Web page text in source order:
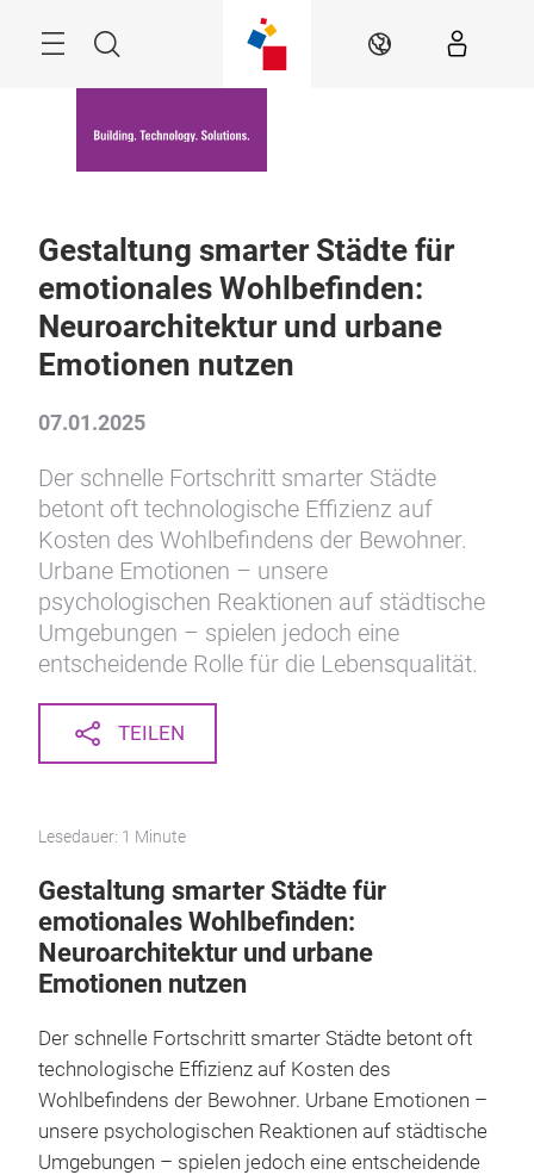
Suche DE
Gestaltung smarter Städte für
emotionales Wohlbefinden:
Neuroarchitektur und urbane
Emotionen nutzen
07.01.2025
Der schnelle Fortschritt smarter Städte
betont oft technologische Effizienz auf
Kosten des Wohlbefindens der Bewohner.
Urbane Emotionen – unsere
psychologischen Reaktionen auf städtische
Umgebungen – spielen jedoch eine
entscheidende Rolle für die Lebensqualität.
TEILEN
Lesedauer: 1 Minute
Gestaltung smarter Städte für
emotionales Wohlbefinden:
Neuroarchitektur und urbane
Emotionen nutzen
Der schnelle Fortschritt smarter Städte betont oft
technologische Effizienz auf Kosten des
Wohlbefindens der Bewohner. Urbane Emotionen –
unsere psychologischen Reaktionen auf städtische
Umgebungen – spielen jedoch eine entscheidende